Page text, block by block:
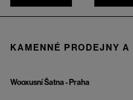
KAMENNÉ PRODEJNY
Wooxusní Šatna - Praha